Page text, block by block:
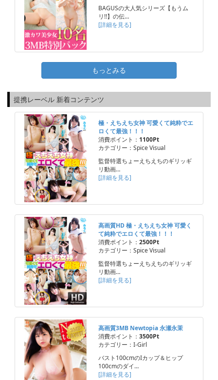
BAGUSの大人気シリーズ【もうム
リ!!】の伝…
[詳細を見る]
もっとみる
提携レーベル 新着コンテンツ
極・えちえち女神 可愛くて純粋でエ
ロくて最強！！！
消費ポイント： 1100Pt
カテゴリー：Spice Visual
監督特選ちょーえちえちのギリッギ
リ動画…
[詳細を見る]
高画質HD 極・えちえち女神 可愛く
て純粋でエロくて最強！！！
消費ポイント： 2500Pt
カテゴリー：Spice Visual
監督特選ちょーえちえちのギリッギ
リ動画…
[詳細を見る]
高画質3MB Newtopia 永瀬永茉
消費ポイント： 3500Pt
カテゴリー：I-Girl
バスト100cmのIカップ＆ヒップ
100cmのダイ…
[詳細を見る]